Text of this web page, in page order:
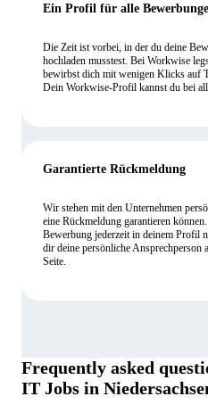
Ein Profil für alle
Die Zeit ist vorbei, in der du deine
hochladen musstest. Bei Workwise
bewirbst dich mit wenigen Klicks auf
Dein Workwise-Profil kannst du bei all
Garantierte Rückmeldung
Wir stehen mit den Unternehmen
eine Rückmeldung garantieren
Bewerbung jederzeit in deinem Profil
dir deine persönliche Ansprechperson
Seite.
Frequently asked
IT Jobs in